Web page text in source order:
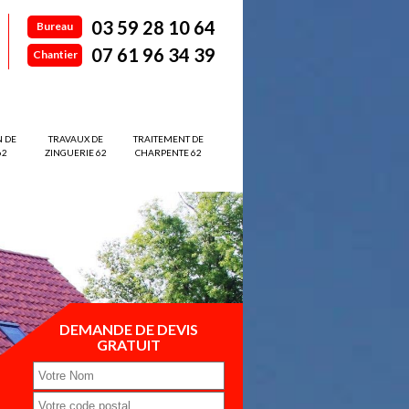
Bureau 03 59 28 10 64
Chantier 07 61 96 34 39
DE
TRAVAUX DE
ZINGUERIE 62
TRAITEMENT DE
CHARPENTE 62
DEMANDE DE DEVIS
GRATUIT